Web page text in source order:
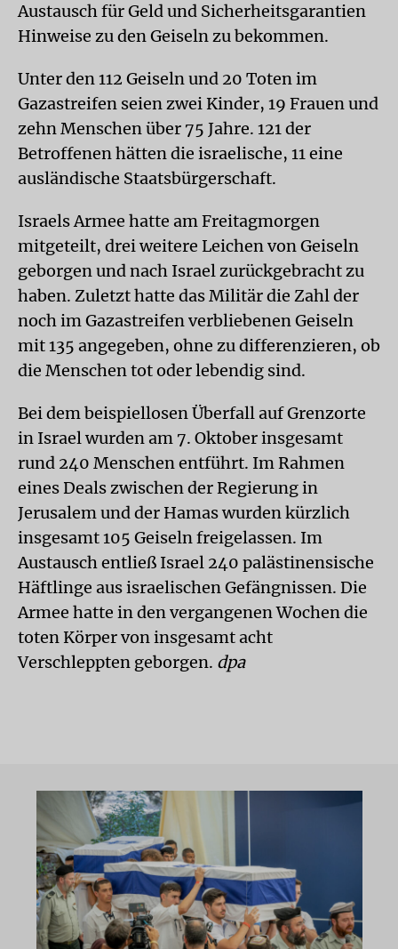
Austausch für Geld und Sicherheitsgarantien
Hinweise zu den Geiseln zu bekommen.
Unter den 112 Geiseln und 20 Toten im
Gazastreifen seien zwei Kinder, 19 Frauen und
zehn Menschen über 75 Jahre. 121 der
Betroffenen hätten die israelische, 11 eine
ausländische Staatsbürgerschaft.
Israels Armee hatte am Freitagmorgen
mitgeteilt, drei weitere Leichen von Geiseln
geborgen und nach Israel zurückgebracht zu
haben. Zuletzt hatte das Militär die Zahl der
noch im Gazastreifen verbliebenen Geiseln
mit 135 angegeben, ohne zu differenzieren, ob
die Menschen tot oder lebendig sind.
Bei dem beispiellosen Überfall auf Grenzorte
in Israel wurden am 7. Oktober insgesamt
rund 240 Menschen entführt. Im Rahmen
eines Deals zwischen der Regierung in
Jerusalem und der Hamas wurden kürzlich
insgesamt 105 Geiseln freigelassen. Im
Austausch entließ Israel 240 palästinensische
Häftlinge aus israelischen Gefängnissen. Die
Armee hatte in den vergangenen Wochen die
toten Körper von insgesamt acht
Verschleppten geborgen. dpa